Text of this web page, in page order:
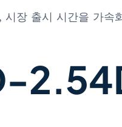
장 출시 시간을 가속